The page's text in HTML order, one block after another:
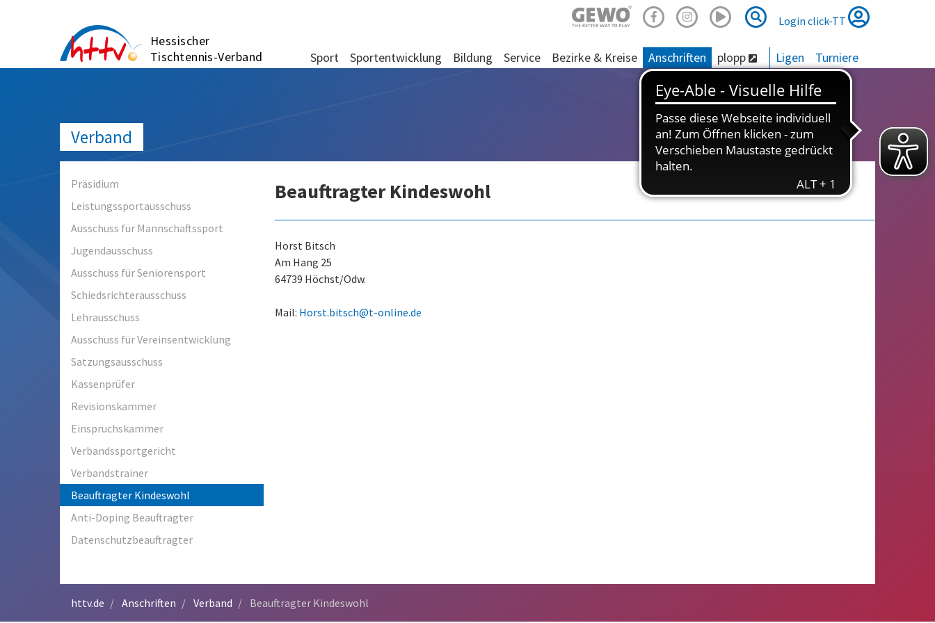
Hessischer
Tischtennis-Verband
Suche
Suche
Login click-TT
Sport Sportentwicklung Bildung Service Bezirke & Kreise Anschriften plopp Ligen Turniere
Verband
Präsidium
Leistungssportausschuss
Ausschuss für Mannschaftssport
Jugendausschuss
Ausschuss für Seniorensport
Schiedsrichterausschuss
Lehrausschuss
Ausschuss für Vereinsentwicklung
Satzungsausschuss
Kassenprüfer
Revisionskammer
Einspruchskammer
Verbandssportgericht
Verbandstrainer
Beauftragter Kindeswohl
Anti-Doping Beauftragter
Datenschutzbeauftragter
Beauftragter Kindeswohl
Horst Bitsch
Am Hang 25
64739 Höchst/Odw.
Mail: Horst.bitsch@t-online.de
httv.de Anschriften Verband Beauftragter Kindeswohl